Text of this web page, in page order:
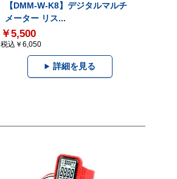
【DMM-W-K8】デジタルマルチ
メーター リス...
￥5,500
税込￥6,050
詳細を見る